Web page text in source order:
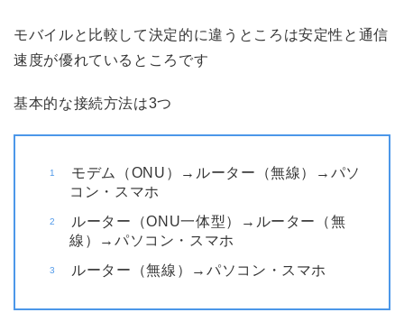
モバイルと比較して決定的に違うところは安定性と通信
速度が優れているところです
基本的な接続方法は3つ
モデム（ONU）→ルーター（無線）→パソ
コン・スマホ
ルーター（ONU一体型）→ルーター（無
線）→パソコン・スマホ
ルーター（無線）→パソコン・スマホ